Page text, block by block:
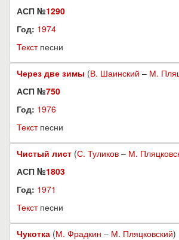
АСП №1290
Год: 1974
Текстпесни
Через две зимы (В. Шаинский – М.
АСП №750
Год: 1976
Текстпесни
Чистый лист (С. Туликов – М.
АСП №1803
Год: 1971
Текстпесни
Чукотка (М. Фрадкин – М. Пляцковский)